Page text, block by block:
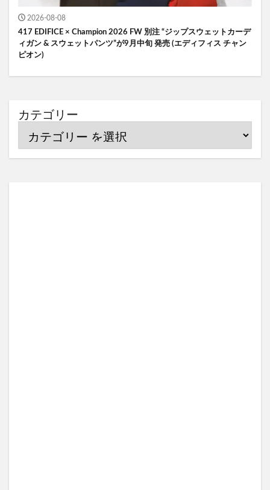
2026-08-08
417 EDIFICE × Champion 2026 FW 別注 “ジップスウェットカーデ
ィガン & スウェットパンツ”が9月中旬 発売 (エディフィス チャン
ピオン)
カテゴリー